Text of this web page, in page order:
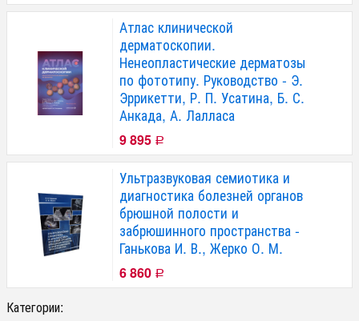
Атлас клинической
дерматоскопии.
Ненеопластические дерматозы
по фототипу. Руководство - Э.
Эррикетти, Р. П. Усатина, Б. С.
Анкада, А. Лалласа
9 895 Р
Ультразвуковая семиотика и
диагностика болезней органов
брюшной полости и
забрюшинного пространства -
Ганькова И. В., Жерко О. М.
6 860 Р
Категории: